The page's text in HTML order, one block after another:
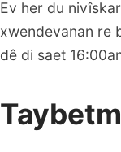
Ev her du
xwendevanan re
dê di saet